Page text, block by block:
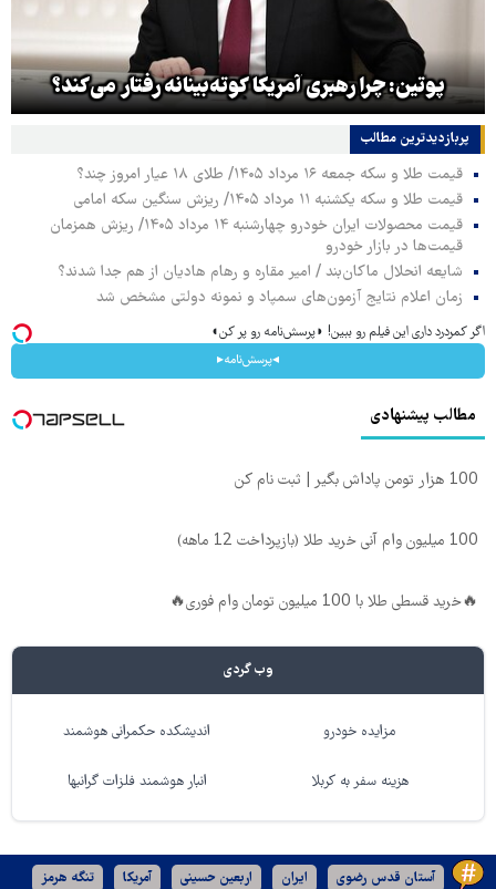
پوتین: چرا رهبری آمریکا کوته‌بینانه رفتار می‌کند؟
پربازدیدترین‌ مطالب
قیمت طلا و سکه جمعه ۱۶ مرداد ۱۴۰۵/ طلای ۱۸ عیار امروز چند؟
قیمت طلا و سکه یکشنبه ۱۱ مرداد ۱۴۰۵/ ریزش سنگین سکه امامی
قیمت محصولات ایران خودرو چهارشنبه ۱۴ مرداد ۱۴۰۵/ ریزش همزمان
قیمت‌ها در بازار خودرو
شایعه انحلال ماکان‌بند / امیر مقاره و رهام هادیان از هم جدا شدند؟
زمان اعلام نتایج آزمون‌های سمپاد و نمونه دولتی مشخص شد
اگر کمردرد داری این فیلم رو ببین! ◗پرسش‌نامه رو پر کن◖
◂پرسش‌نامه▸
مطالب پیشنهادی
100 هزار تومن پاداش بگیر | ثبت نام کن
100 میلیون وام آنی خرید طلا (بازپرداخت 12 ماهه)
🔥خرید قسطی طلا با 100 میلیون تومان وام فوری🔥
وب گردی
مزایده خودرو اندیشکده حکمرانی هوشمند
هزینه سفر به کربلا انبار هوشمند فلزات گرانبها
آستان قدس رضوی ایران اربعین حسینی آمریکا تنگه هرمز